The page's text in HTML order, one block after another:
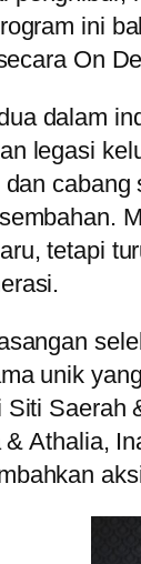
ini
On
dalam
legasi
tetapi
unik
Saerah
Athalia,